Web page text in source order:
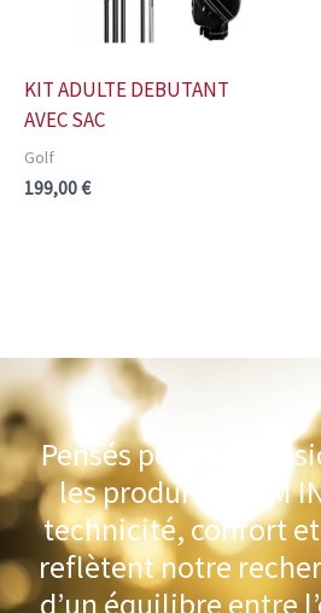
KIT ADULTE DEBUTANT
AVEC SAC
Golf
199,00€
Pensés pour les
les produits TEAM
technicité, confort
reflètent notre
d’un équilibre entre